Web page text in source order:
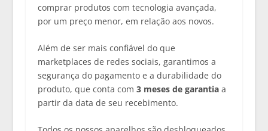
comprar produtos com tecnologia avançada,
por um preço menor, em relação aos novos.
Além de ser mais confiável do que
marketplaces de redes sociais, garantimos a
segurança do pagamento e a durabilidade do
produto, que conta com 3 meses de garantiaa
partir da data de seu recebimento.